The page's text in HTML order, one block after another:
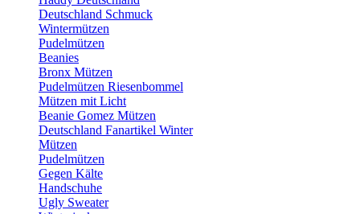
Deutschland Schmuck
Wintermützen
Pudelmützen
Beanies
Bronx Mützen
Pudelmützen Riesenbommel
Mützen mit Licht
Beanie Gomez Mützen
Deutschland Fanartikel Winter
Mützen
Pudelmützen
Gegen Kälte
Handschuhe
Ugly Sweater